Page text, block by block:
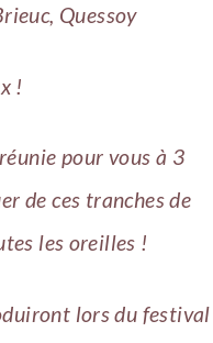
Quessoy
!
pour vous à 3
de ces tranches de
les oreilles !
lors du festival